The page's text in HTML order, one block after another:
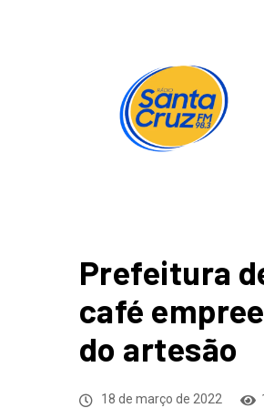
Prefeitura
café
do artesão
18 de março de 2022